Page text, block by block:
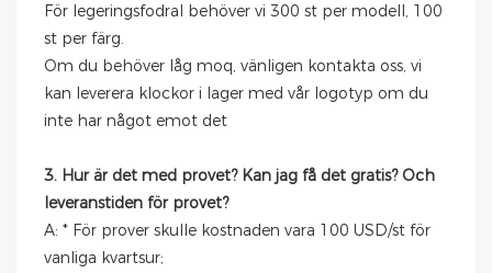
För legeringsfodral behöver vi 300 st per modell, 100
st per färg.
Om du behöver låg moq, vänligen kontakta oss, vi
kan leverera klockor i lager med vår logotyp om du
inte har något emot det
3. Hur är det med provet? Kan jag få det gratis? Och
leveranstiden för provet?
A: * För prover skulle kostnaden vara 100 USD/st för
vanliga kvartsur;